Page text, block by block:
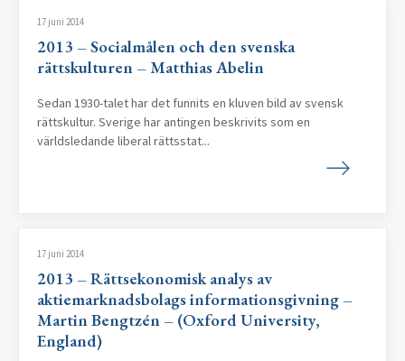
17 juni 2014
2013 – Socialmålen och den svenska
rättskulturen – Matthias Abelin
Sedan 1930-talet har det funnits en kluven bild av svensk
rättskultur. Sverige har antingen beskrivits som en
världsledande liberal rättsstat...
17 juni 2014
2013 – Rättsekonomisk analys av
aktiemarknadsbolags informationsgivning –
Martin Bengtzén – (Oxford University,
England)